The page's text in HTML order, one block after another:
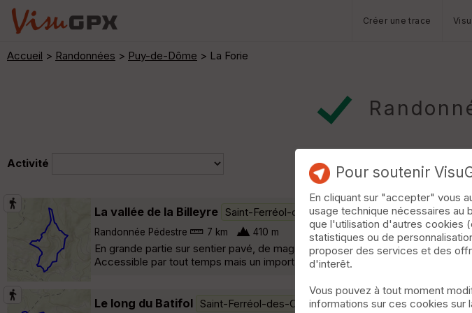
Créer une trace
Accueil > Randonnées > Puy-de-Dôme > La Forie
Activité
La vallée de la Billeyre Saint-Ferréol-des-Côtes
Randonnée Pédestre 7 km 410 m
En grande partie sur sentier pavé, de magnifiques points de vue sur le village
Accessible par tout temps mais un important dénivelé dés le départ. »
Le long du Batifol Saint-Ferréol-des-Côtes
Pour soutenir
En cliquant sur "accepter" vous
usage technique nécessaires au
que l'utilisation d'autres cookies
statistiques ou de
proposer des services et des
d'interêt.
Vous pouvez à tout moment
informations sur ces cookies sur